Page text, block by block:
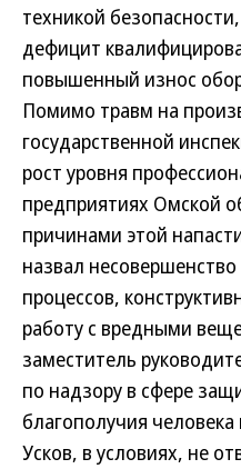
техникой
дефицит
повышенный износ
Помимо травм на
государственной
рост уровня
предприятиях Омской
причинами этой
назвал
процессов,
работу с вредными
заместитель
по надзору в сфере
благополучия
Усков, в условиях, не